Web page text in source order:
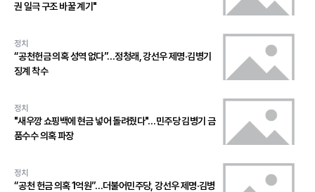
권 일극 구조 바꿀 계기"
정치
“공천헌금 의혹 성역 없다”…정청래, 강선우 제명·김병기
징계 착수
정치
"새우깡 쇼핑백에 현금 넣어 돌려줬다"…민주당 김병기 금
품수수 의혹 파장
정치
“공천 헌금 의혹 1억원”…더불어민주당, 강선우 제명·김병